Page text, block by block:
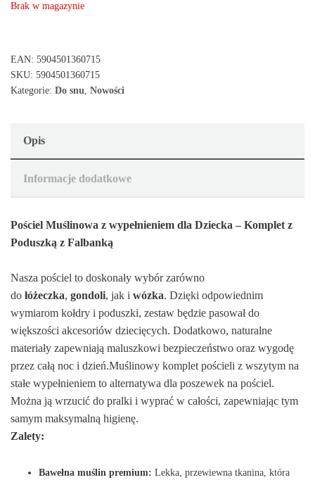
Brak w magazynie
EAN: 5904501360715
SKU: 5904501360715
Kategorie: Do snu Nowości
Opis
Informacje dodatkowe
Pościel Muślinowa z wypełnieniem dla Dziecka – Komplet z
Poduszką z Falbanką
Nasza pościel to doskonały wybór zarówno
do łóżeczka, gondoli, jak i wózka. Dzięki odpowiednim
wymiarom kołdry i poduszki, zestaw będzie pasował do
większości akcesoriów dziecięcych. Dodatkowo, naturalne
materiały zapewniają maluszkowi bezpieczeństwo oraz wygodę
przez całą noc i dzień.Muślinowy komplet pościeli z wszytym na
stałe wypełnieniem to alternatywa dla poszewek na pościel.
Można ją wrzucić do pralki i wyprać w całości, zapewniając tym
samym maksymalną higienę.
Zalety:
Bawełna muślin premium: Lekka, przewiewna tkanina, która